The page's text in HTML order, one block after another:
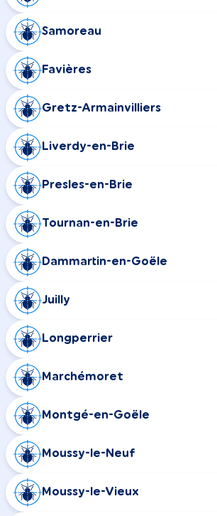
Samoreau
Favières
Gretz-Armainvilliers
Liverdy-en-Brie
Presles-en-Brie
Tournan-en-Brie
Dammartin-en-Goële
Juilly
Longperrier
Marchémoret
Montgé-en-Goële
Moussy-le-Neuf
Moussy-le-Vieux